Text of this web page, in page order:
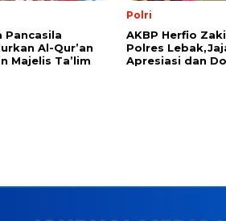
Pancasila
Al-Qur’an
Majelis Ta’lim
Polri
AKBP Herfio
Polres
Apresiasi dan